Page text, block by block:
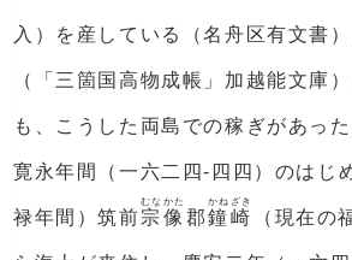
入）を産している（名舟区有文書
（「三箇国高物成帳」加越能文庫
も、こうした両島での稼ぎがあった
寛永年間（一六二四‐四四）のはじ
禄年間）筑前宗像
むなかた
郡 鐘崎
かねざき
（現在の